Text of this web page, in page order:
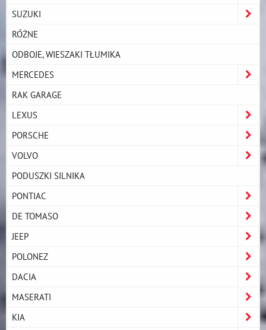
SUZUKI
RÓŻNE
ODBOJE, WIESZAKI TŁUMIKA
MERCEDES
RAK GARAGE
LEXUS
PORSCHE
VOLVO
PODUSZKI SILNIKA
PONTIAC
DE TOMASO
JEEP
POLONEZ
DACIA
MASERATI
KIA